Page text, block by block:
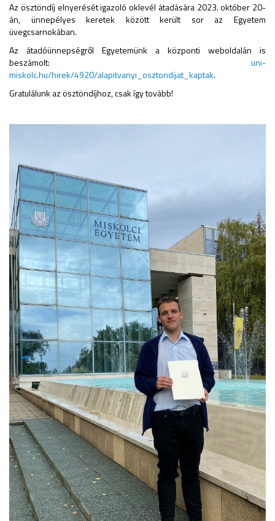
Az ösztöndíj elnyerését igazoló oklevél átadására 2023. október 20-
án, ünnepélyes keretek között került sor az Egyetem
üvegcsarnokában.
Az átadóünnepségről Egyetemünk a központi weboldalán is
beszámolt: uni-
miskolc.hu/hirek/4920/alapitvanyi_osztondijat_kaptak.
Gratulálunk az ösztöndíjhoz, csak így tovább!